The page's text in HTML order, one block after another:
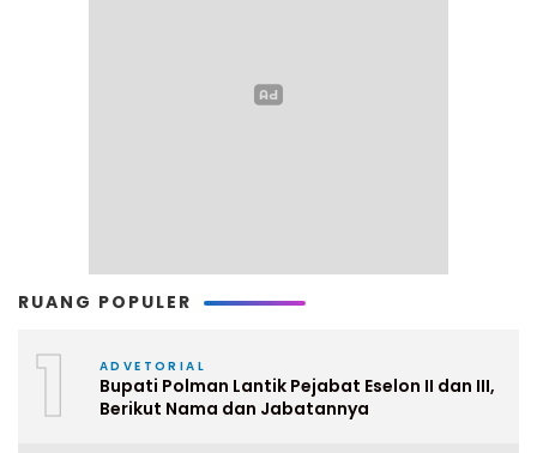
RUANG POPULER
1 ADVETORIAL
Bupati Polman Lantik Pejabat Eselon II dan III,
Berikut Nama dan Jabatannya